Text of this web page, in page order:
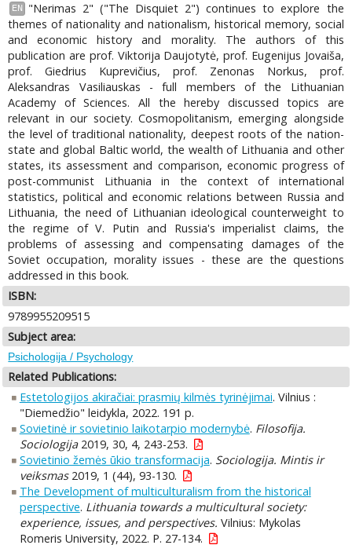
EN
"Nerimas 2" ("The Disquiet 2") continues to explore the
themes of nationality and nationalism, historical memory, social
and economic history and morality. The authors of this
publication are prof. Viktorija Daujotytė, prof. Eugenijus Jovaiša,
prof. Giedrius Kuprevičius, prof. Zenonas Norkus, prof.
Aleksandras Vasiliauskas - full members of the Lithuanian
Academy of Sciences. All the hereby discussed topics are
relevant in our society. Cosmopolitanism, emerging alongside
the level of traditional nationality, deepest roots of the nation-
state and global Baltic world, the wealth of Lithuania and other
states, its assessment and comparison, economic progress of
post-communist Lithuania in the context of international
statistics, political and economic relations between Russia and
Lithuania, the need of Lithuanian ideological counterweight to
the regime of V. Putin and Russia's imperialist claims, the
problems of assessing and compensating damages of the
Soviet occupation, morality issues - these are the questions
addressed in this book.
ISBN:
9789955209515
Subject area:
Psichologija / Psychology
Related Publications:
Estetologijos akiračiai: prasmių kilmės tyrinėjimai. Vilnius :
"Diemedžio" leidykla, 2022. 191 p.
Sovietinė ir sovietinio laikotarpio modernybė. Filosofija.
Sociologija2019, 30, 4, 243-253.
Sovietinio žemės ūkio transformacija. Sociologija. Mintis ir
veiksmas2019, 1 (44), 93-130.
The Development of multiculturalism from the historical
perspective. Lithuania towards a multicultural society:
experience, issues, and perspectives. Vilnius: Mykolas
Romeris University, 2022. P. 27-134.